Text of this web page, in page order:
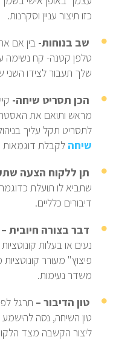
כזו תיצור עניין וסקרנות.
שב בנוחות- בין אם
טלפן קטנה- קח נשימה
שלך תעבור לצידו
הכן תסריט שיחה-
מראש ותואם את
לתסריט תקל עליך
שיחה לקבלת דוגמאות
תן ללקוח הצעה
שתביא לו תועלת כדוגמת
דיבורים כלליים.
דבר בצורה חיובית –
נעים או בעלות
פיצוץ" מעורר
משדר נעימות.
טון הדיבור – תרגל
טון השיחה, נסה להישמע
ליצור הקשבה מצד